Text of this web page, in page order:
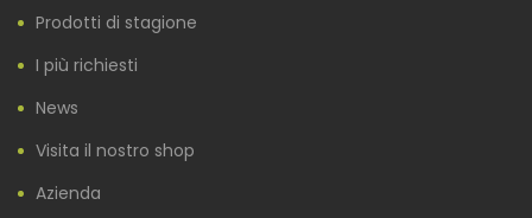
Prodotti di stagione
I più richiesti
News
Visita il nostro shop
Azienda